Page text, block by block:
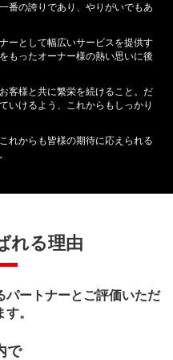
番の誇りであり、やりがいでもあ
ーとして幅広いサービスを提供す
もったオーナー様の熱い思いに後
客様と共に繁栄を続けること。だ
いけるよう、これからもしっかり
れからも皆様の期待に応えられる
れる理由
パートナーとご評価いただ
。
で